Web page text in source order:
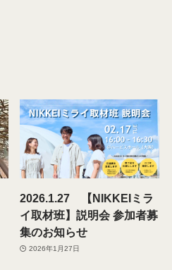
2026.1.27 【NIKKEIミラ
イ取材班​】説明会 参加者募
集のお知らせ
2026年1月27日